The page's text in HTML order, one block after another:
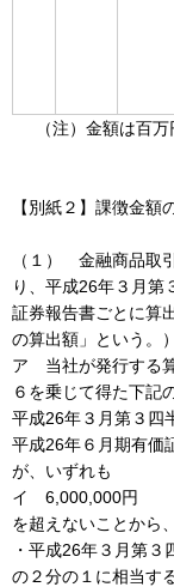
（注）金額は百
【別紙２】課徴金額
（１） 金融商品取
り、平成26年３月第
証券報告書ごとに算
の算出額」という。
ア 当社が発行する
６を乗じて得た下記
平成26年３月第３
平成26年６月期
が、いずれも
イ 6,000,000円
を超えないことから、
・平成26年３月第
の２分の１に相当す